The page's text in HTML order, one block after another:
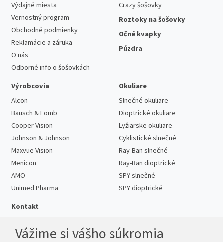
Výdajné miesta
Vernostný program
Obchodné podmienky
Reklamácie a záruka
O nás
Odborné info o šošovkách
Crazy šošovky
Roztoky na šošovky
Očné kvapky
Púzdra
Výrobcovia
Alcon
Bausch & Lomb
Cooper Vision
Johnson & Johnson
Maxvue Vision
Menicon
AMO
Unimed Pharma
Okuliare
Slnečné okuliare
Dioptrické okuliare
Lyžiarske okuliare
Cyklistické slnečné
Ray-Ban slnečné
Ray-Ban dioptrické
SPY slnečné
SPY dioptrické
Kontakt
Vážime si vášho súkromia